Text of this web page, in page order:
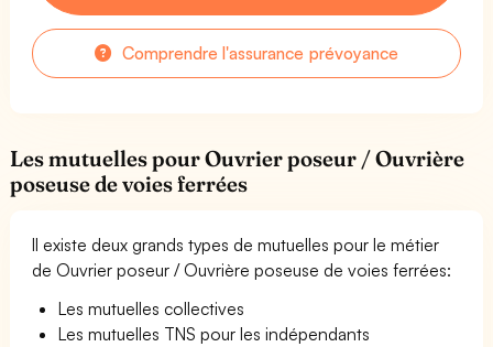
Comprendre l'assurance prévoyance
Les mutuelles pour Ouvrier poseur / Ouvrière
poseuse de voies ferrées
Il existe deux grands types de mutuelles pour le métier
de Ouvrier poseur / Ouvrière poseuse de voies ferrées:
Les mutuelles collectives
Les mutuelles TNS pour les indépendants